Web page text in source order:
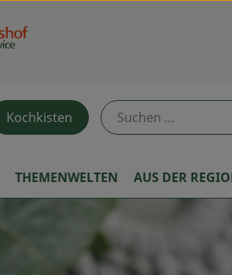
Kochkisten
THEMENWELTEN AUS DER